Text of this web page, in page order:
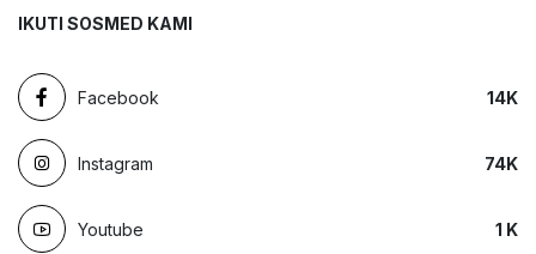
IKUTI SOSMED KAMI
Facebook 14K
Instagram 74K
Youtube 1 K